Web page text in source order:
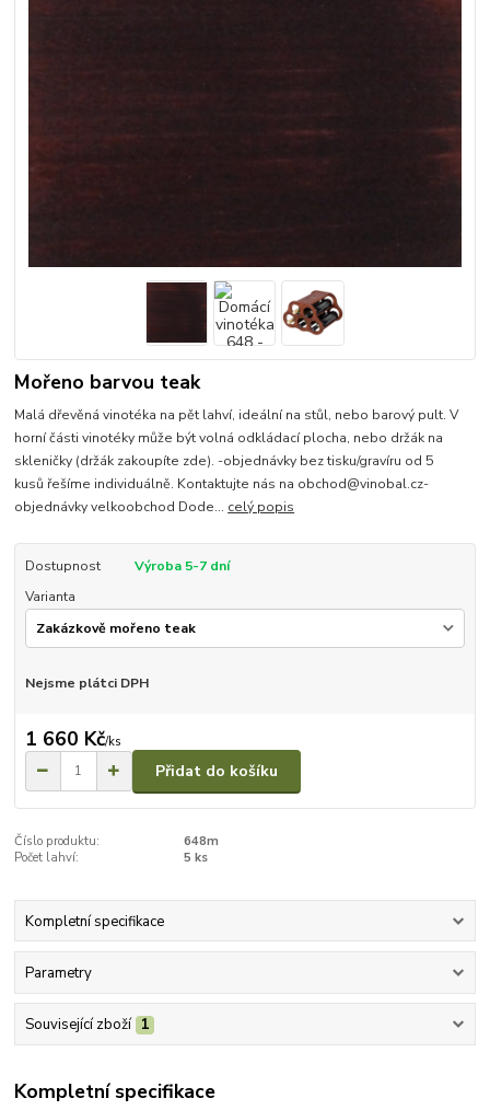
Mořeno barvou teak
Malá dřevěná vinotéka na pět lahví, ideální na stůl, nebo barový pult. V
horní části vinotéky může být volná odkládací plocha, nebo držák na
skleničky (držák zakoupíte zde). -objednávky bez tisku/gravíru od 5
kusů řešíme individuálně. Kontaktujte nás na obchod@vinobal.cz-
objednávky velkoobchod Dode... celý popis
Dostupnost
Výroba 5-7 dní
Varianta
Nejsme plátci DPH
1 660 Kč/ks
Přidat do košíku
Číslo produktu:
648m
Počet lahví:
5 ks
Kompletní specifikace
Parametry
Související zboží 1
Kompletní specifikace